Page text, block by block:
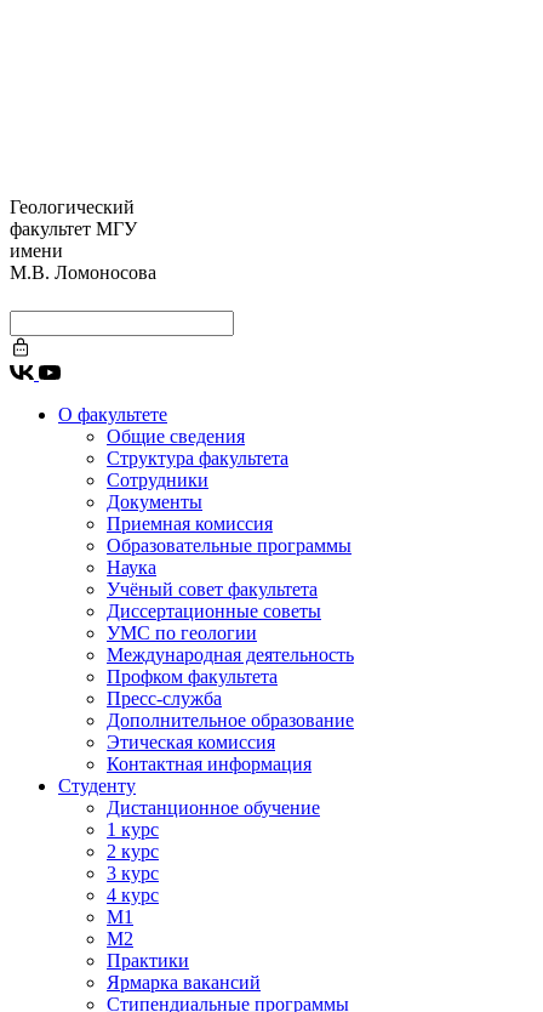
Геологический
факультет МГУ
имени
М.В. Ломоносова
О факультете
Общие сведения
Структура факультета
Сотрудники
Документы
Приемная комиссия
Образовательные программы
Наука
Учёный совет факультета
Диссертационные советы
УМС по геологии
Международная деятельность
Профком факультета
Пресс-служба
Дополнительное образование
Этическая комиссия
Контактная информация
Студенту
Дистанционное обучение
1 курс
2 курс
3 курс
4 курс
М1
М2
Практики
Ярмарка вакансий
Стипендиальные программы